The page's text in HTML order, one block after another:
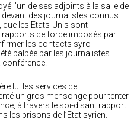
l’un de ses adjoints à la salle de
des journalistes connus
que les Etats-Unis sont
de force imposés par
les contacts syro-
palpée par les journalistes
lui les services de
un gros mensonge pour tenter
à travers le soi-disant rapport
les prisons de l’Etat syrien.